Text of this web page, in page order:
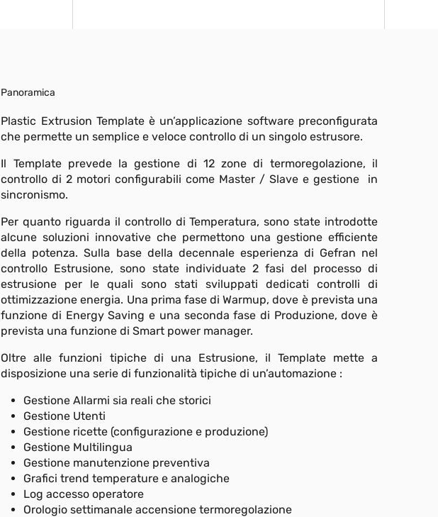
Panoramica
Plastic Extrusion Template è un’applicazione software preconfigurata
che permette un semplice e veloce controllo di un singolo estrusore.
Il Template prevede la gestione di 12 zone di termoregolazione, il
controllo di 2 motori configurabili come Master / Slave e gestione in
sincronismo.
Per quanto riguarda il controllo di Temperatura, sono state introdotte
alcune soluzioni innovative che permettono una gestione efficiente
della potenza. Sulla base della decennale esperienza di Gefran nel
controllo Estrusione, sono state individuate 2 fasi del processo di
estrusione per le quali sono stati sviluppati dedicati controlli di
ottimizzazione energia. Una prima fase di Warmup, dove è prevista una
funzione di Energy Saving e una seconda fase di Produzione, dove è
prevista una funzione di Smart power manager.
Oltre alle funzioni tipiche di una Estrusione, il Template mette a
disposizione una serie di funzionalità tipiche di un’automazione :
Gestione Allarmi sia reali che storici
Gestione Utenti
Gestione ricette (configurazione e produzione)
Gestione Multilingua
Gestione manutenzione preventiva
Grafici trend temperature e analogiche
Log accesso operatore
Orologio settimanale accensione termoregolazione